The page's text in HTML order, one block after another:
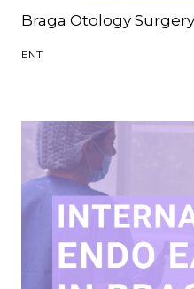
Braga Otology
ENT